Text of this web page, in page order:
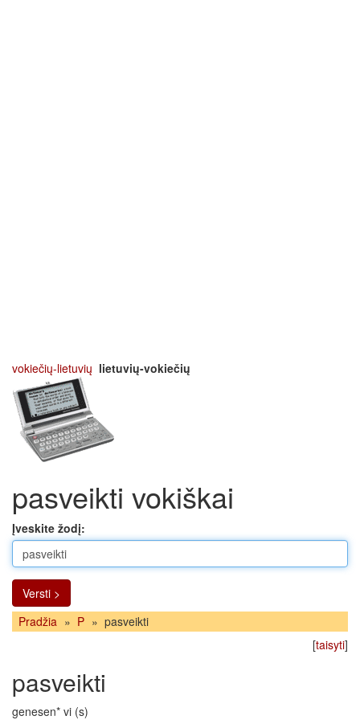
vokiečių-lietuvių lietuvių-vokiečių
pasveikti vokiškai
Įveskite žodį:
Versti >
Pradžia » P » pasveikti
[taisyti]
pasveikti
genesen* vi (s)